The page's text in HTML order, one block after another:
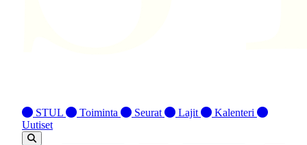
STUL Toiminta Seurat Lajit
Kalenteri
Uutiset